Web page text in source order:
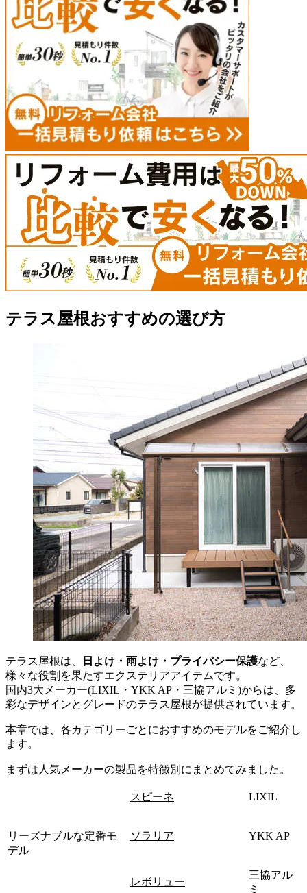
テラス屋根おすすめの選び方
テラス屋根は、 日よけ・雨よけ・プライバシー保護など、
様々な役割を果たすエクステリアアイテムです。
国内3大メーカー(LIXIL・YKK AP・三協アルミ)からは、多
彩なデザインとグレードのテラス屋根が提供されています。
本章では、各カテゴリーごとにおすすめのモデルをご紹介し
ます。
まずは人気メーカーの製品を特徴別にまとめてみました。
リーズナブルな定番モ
デル
スピーネ LIXIL
ソラリア YKK AP
レボリュー
三協アル
ミ